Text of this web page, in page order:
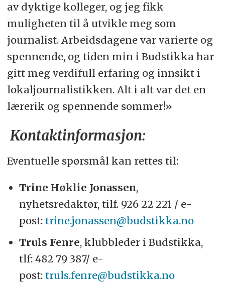
av dyktige kolleger, og jeg fikk
muligheten til å utvikle meg som
journalist. Arbeidsdagene var varierte og
spennende, og tiden min i Budstikka har
gitt meg verdifull erfaring og innsikt i
lokaljournalistikken. Alt i alt var det en
lærerik og spennende sommer!»
Kontaktinformasjon:
Eventuelle spørsmål kan rettes til:
Trine Høklie Jonassen,
nyhetsredaktør, tilf. 926 22 221 / e-
post: trine.jonassen@budstikka.no
Truls Fenre, klubbleder i Budstikka,
tlf: 482 79 387/ e-
post: truls.fenre@budstikka.no